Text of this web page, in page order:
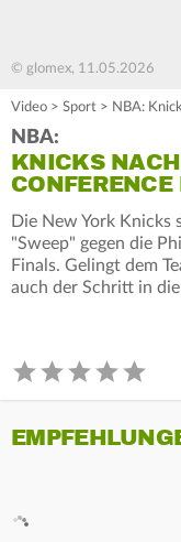
© glomex, 11.05.2026
Video > Sport > NBA:
NBA:
KNICKS
Die New York Knicks
"Sweep" gegen die
Finals. Gelingt dem
auch der Schritt in